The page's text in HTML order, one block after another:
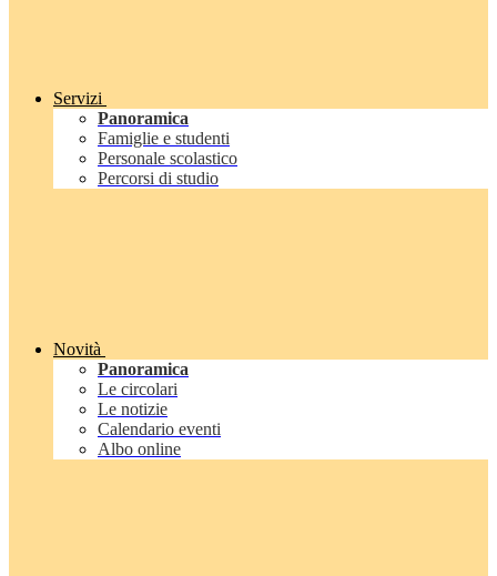
Servizi
Panoramica
Famiglie e studenti
Personale scolastico
Percorsi di studio
Novità
Panoramica
Le circolari
Le notizie
Calendario eventi
Albo online